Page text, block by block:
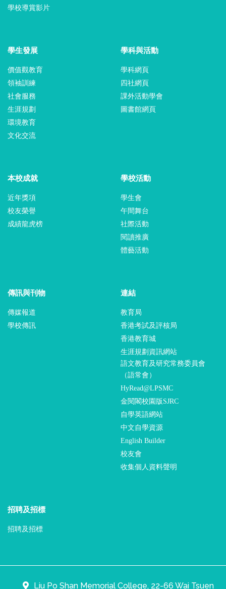
學校導賞影片
學生發展
價值觀教育
領袖訓練
社會服務
生涯規劃
環境教育
文化交流
學科與活動
學科網頁
四社網頁
課外活動學會
圖書館網頁
本校成就
近年獎項
校友榮譽
成績龍虎榜
學校活動
學生會
午間舞台
社際活動
閱讀推廣
體藝活動
傳訊與刊物
傳媒報道
學校傳訊
連結
教育局
香港考試及評核局
香港教育城
生涯規劃資訊網站
語文教育及研究常務委員會
（語常會）
HyRead@LPSMC
金閱閣校園版SJRC
自學英語網站
中文自學資源
English Builder
校友會
收集個人資料聲明
招聘及招標
招聘及招標
Liu Po Shan Memorial College, 22-66 Wai Tsuen